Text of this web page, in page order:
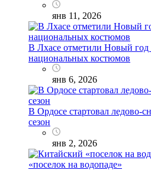
янв 11, 2026
В Лхасе отметили Новый год
национальных костюмов
янв 6, 2026
В Ордосе стартовал ледово-
сезон
янв 2, 2026
«поселок на водопаде»